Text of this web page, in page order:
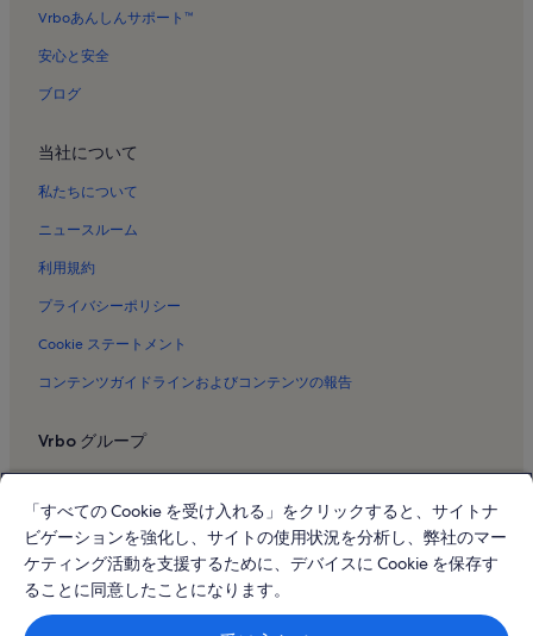
宇佐美海水浴場のバケーションレンタル
伊豆 三津シーパラダイスのバケーションレンタル
伊東市のバケーションレンタル
川奈のバケーションレンタル
アカオ フォレストのバケーションレンタル
網代温泉のバケーションレンタル
西熱海ゴルフ コースのバケーションレンタル
丹那断層のバケーションレンタル
あわしまマリン パークのバケーションレンタル
長浜海水浴場のバケーションレンタル
梅園町のバケーションレンタル
川奈海水浴場のバケーションレンタル
熱海市のバケーションレンタル
網代のバケーションレンタル
三島市のバケーションレンタル
Vrboあんしんサポート™
安心と安全
ブログ
当社について
私たちについて
ニュースルーム
利用規約
プライバシーポリシー
Cookie ステートメント
コンテンツガイドラインおよびコンテンツの報告
Vrbo グループ
Vrbo
Abritel.fr
FeWo-direkt.de
Bookabach.co.nz
「すべての Cookie を受け入れる」をクリックすると、サイトナ
ビゲーションを強化し、サイトの使用状況を分析し、弊社のマー
ケティング活動を支援するために、デバイスに Cookie を保存す
ることに同意したことになります。